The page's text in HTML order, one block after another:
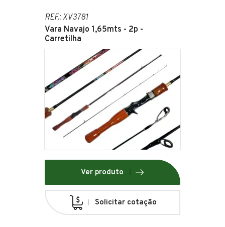
REF.: XV3781
Vara Navajo 1,65mts - 2p -
Carretilha
Ver produto
Solicitar cotação